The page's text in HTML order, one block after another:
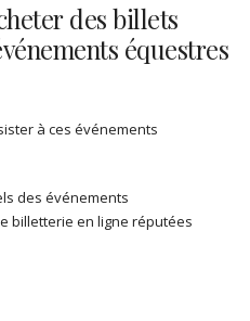
des billets
équestres
à ces événements
des événements
billetterie en ligne réputées